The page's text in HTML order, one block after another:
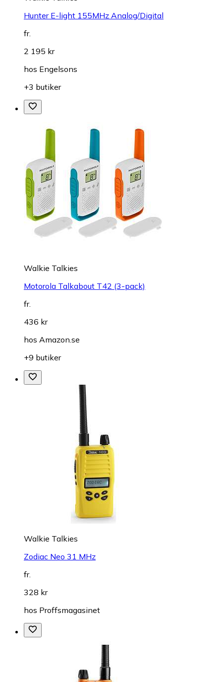
Hunter E-light 155MHz Analog/Digital
fr.
2 195 kr
hos Engelsons
+3 butiker
Walkie Talkies
Motorola Talkabout T42 (3-pack)
fr.
436 kr
hos Amazon.se
+9 butiker
Walkie Talkies
Zodiac Neo 31 MHz
fr.
328 kr
hos Proffsmagasinet